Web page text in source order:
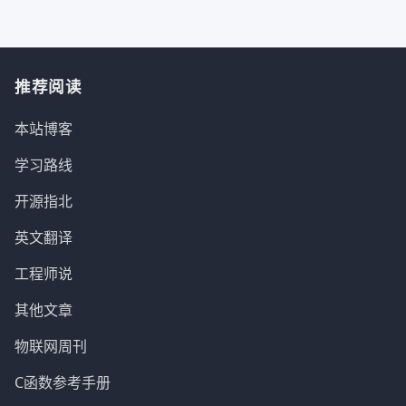
推荐阅读
本站博客
学习路线
开源指北
英文翻译
工程师说
其他文章
物联网周刊
C函数参考手册